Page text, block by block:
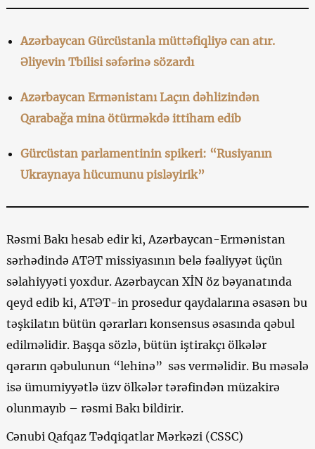
Azərbaycan Gürcüstanla müttəfiqliyə can atır.
Əliyevin Tbilisi səfərinə sözardı
Azərbaycan Ermənistanı Laçın dəhlizindən
Qarabağa mina ötürməkdə ittiham edib
Gürcüstan parlamentinin spikeri: “Rusiyanın
Ukraynaya hücumunu pisləyirik”
Rəsmi Bakı hesab edir ki, Azərbaycan-Ermənistan
sərhədində ATƏT missiyasının belə fəaliyyət üçün
səlahiyyəti yoxdur. Azərbaycan XİN öz bəyanatında
qeyd edib ki, ATƏT-in prosedur qaydalarına əsasən bu
təşkilatın bütün qərarları konsensus əsasında qəbul
edilməlidir. Başqa sözlə, bütün iştirakçı ölkələr
qərarın qəbulunun “lehinə” səs verməlidir. Bu məsələ
isə ümumiyyətlə üzv ölkələr tərəfindən müzakirə
olunmayıb – rəsmi Bakı bildirir.
Cənubi Qafqaz Tədqiqatlar Mərkəzi (CSSC)